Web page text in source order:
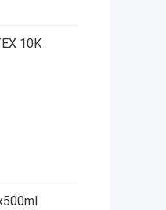
10K